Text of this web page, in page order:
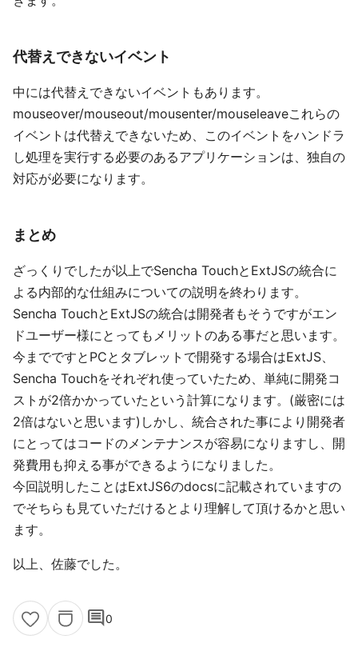
代替えできないイベント
中には代替えできないイベントもあります。
mouseover/mouseout/mousenter/mouseleaveこれらの
イベントは代替えできないため、このイベントをハンドラ
し処理を実行する必要のあるアプリケーションは、独自の
対応が必要になります。
まとめ
ざっくりでしたが以上でSencha TouchとExtJSの統合に
よる内部的な仕組みについての説明を終わります。
Sencha TouchとExtJSの統合は開発者もそうですがエン
ドユーザー様にとってもメリットのある事だと思います。
今までですとPCとタブレットで開発する場合はExtJS、
Sencha Touchをそれぞれ使っていたため、単純に開発コ
ストが2倍かかっていたという計算になります。(厳密には
2倍はないと思います)しかし、統合された事により開発者
にとってはコードのメンテナンスが容易になりますし、開
発費用も抑える事ができるようになりました。
今回説明したことはExtJS6のdocsに記載されていますの
でそちらも見ていただけるとより理解して頂けるかと思い
ます。
以上、佐藤でした。
comment0